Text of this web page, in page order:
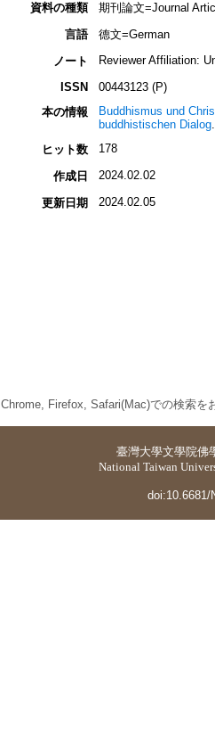
資料の種類
期刊論文=Journal
言語
德文=German
ノート
Reviewer Affiliation:
ISSN
00443123 (P)
本の情報
Buddhismus und
buddhistischen Dialog
ヒット数
178
作成日 2024.02.02
更新日期 2024.02.05
Chrome, Firefox, Safari(Mac)での検索を
臺灣大學文學院佛
National Taiwan
doi:10.6681/